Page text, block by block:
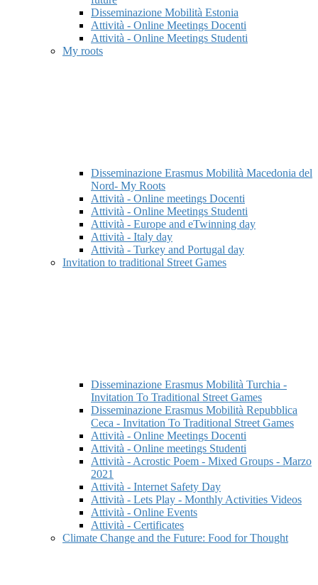
Disseminazione Mobilità Estonia
Attività - Online Meetings Docenti
Attività - Online Meetings Studenti
My roots
Disseminazione Erasmus Mobilità Macedonia del
Nord- My Roots
Attività - Online meetings Docenti
Attività - Online Meetings Studenti
Attività - Europe and eTwinning day
Attività - Italy day
Attività - Turkey and Portugal day
Invitation to traditional Street Games
Disseminazione Erasmus Mobilità Turchia -
Invitation To Traditional Street Games
Disseminazione Erasmus Mobilità Repubblica
Ceca - Invitation To Traditional Street Games
Attività - Online Meetings Docenti
Attività - Online meetings Studenti
Attività - Acrostic Poem - Mixed Groups - Marzo
2021
Attività - Internet Safety Day
Attività - Lets Play - Monthly Activities Videos
Attività - Online Events
Attività - Certificates
Climate Change and the Future: Food for Thought